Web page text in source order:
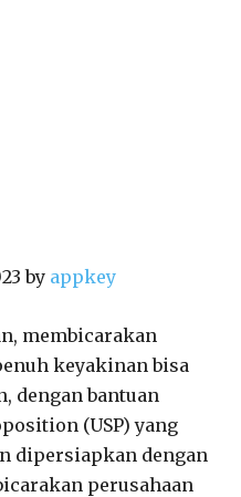
by appkey
membicarakan
keyakinan bisa
dengan bantuan
(USP) yang
dipersiapkan dengan
perusahaan